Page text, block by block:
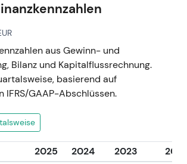
aus Gewinn- und
Bilanz und Kapitalflussrechnung.
basierend auf
IFRS/GAAP-Abschlüssen.
2025 2024 2023
2022